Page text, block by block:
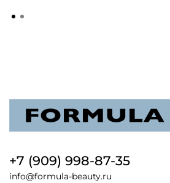
+7 (909) 998-87-35
info@formula-beauty.ru